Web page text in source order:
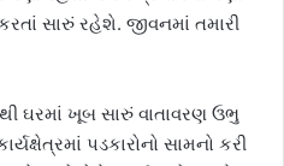
સારું રહેશે. જીવનમાં તમારી
ઘરમાં ખૂબ સારું વાતાવરણ ઉભુ
પડકારોનો સામનો કરી